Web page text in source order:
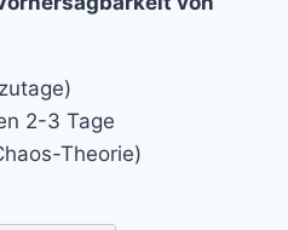
2-3 Tage
Theorie)